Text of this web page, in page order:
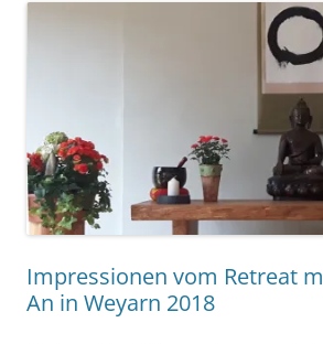
Impressionen vom Retreat
An in Weyarn 2018